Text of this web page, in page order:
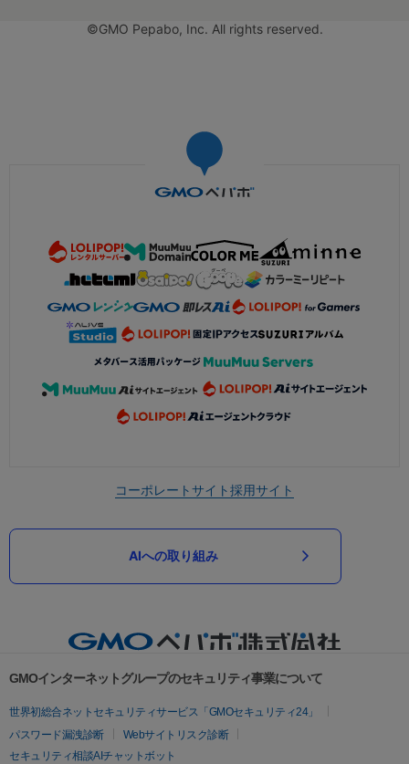
©GMO Pepabo, Inc. All rights reserved.
コーポレートサイト採用サイト
AIへの取り組み
GMOインターネットグループのセキュリティ事業について
世界初総合ネットセキュリティサービス「GMOセキュリティ24」
パスワード漏洩診断
Webサイトリスク診断
セキュリティ相談AIチャットボット